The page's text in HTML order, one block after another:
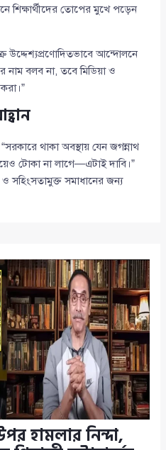
শিক্ষার্থীদের তোপের মুখে পড়েন
আন্দোলনে
বলব না, তবে মিডিয়া ও
থাকা অবস্থায় যেন জগন্নাথ
টোকা না লাগে—এটাই দাবি।”
ও সহিংসতামুক্ত সমাধানের জন্য
হামলার নিন্দা,